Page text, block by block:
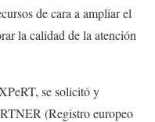
de cara a ampliar el
la calidad de la atención
se solicitó y
(Registro europeo